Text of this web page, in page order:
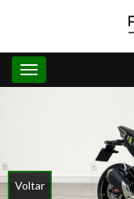
Toggle navigation
Voltar